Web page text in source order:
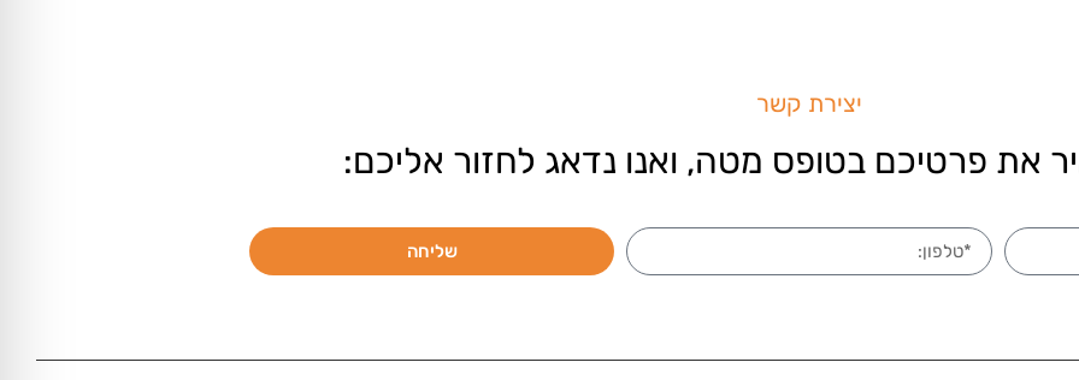
יצירת קשר
את פרטיכם בטופס מטה, ואנו נדאג לחזור אליכם:
שליחה